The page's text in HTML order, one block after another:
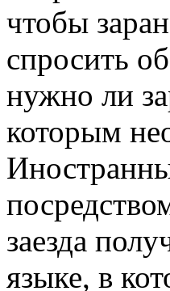
чтобы
спросить
нужно ли
которым
заезда
языке, в